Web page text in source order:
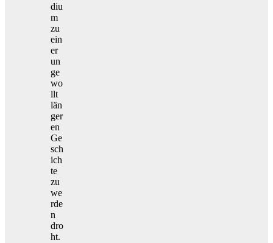
diu
m
zu
ein
er
un
ge
wo
llt
län
ger
en
Ge
sch
ich
te
zu
we
rde
n
dro
ht.